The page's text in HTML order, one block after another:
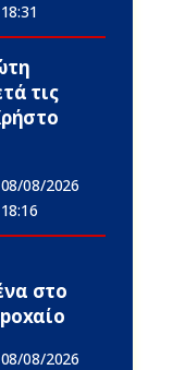
18:31
τις
08/08/2026
18:16
στο
08/08/2026